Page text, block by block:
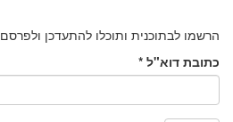
הרשמו לבתוכנית ותוכלו להתעדכן ולפרסם
כתובת דוא"ל *